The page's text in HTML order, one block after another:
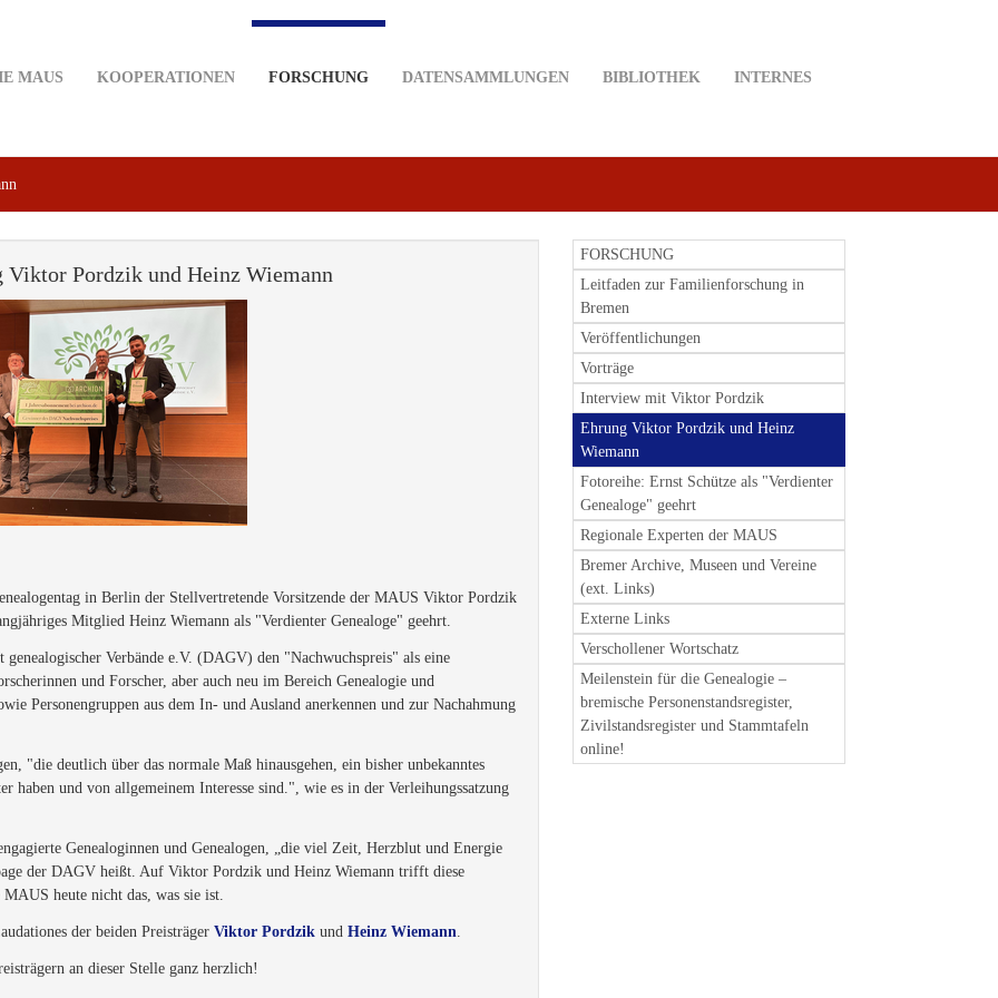
MAUS KOOPERATIONEN FORSCHUNG DATENSAMMLUNGEN BIBLIOTHEK INTERNES
Viktor Pordzik und Heinz Wiemann
in Berlin der Stellvertretende Vorsitzende der MAUS Viktor Pordzik
Mitglied Heinz Wiemann als "Verdienter Genealoge" geehrt.
Verbände e.V. (DAGV) den "Nachwuchspreis" als eine
und Forscher, aber auch neu im Bereich Genealogie und
Personengruppen aus dem In- und Ausland anerkennen und zur Nachahmung
"die deutlich über das normale Maß hinausgehen, ein bisher unbekanntes
haben und von allgemeinem Interesse sind.", wie es in der Verleihungssatzung
Genealoginnen und Genealogen, „die viel Zeit, Herzblut und Energie
der DAGV heißt. Auf Viktor Pordzik und Heinz Wiemann trifft diese
heute nicht das, was sie ist.
der beiden Preisträger Viktor Pordzik und Heinz Wiemann.
an dieser Stelle ganz herzlich!
FORSCHUNG
Leitfaden zur Familienforschung in
Bremen
Veröffentlichungen
Vorträge
Interview mit Viktor Pordzik
Ehrung Viktor Pordzik und Heinz
Wiemann
Fotoreihe: Ernst Schütze als "Verdienter
Genealoge" geehrt
Regionale Experten der MAUS
Bremer Archive, Museen und Vereine
(ext. Links)
Externe Links
Verschollener Wortschatz
Meilenstein für die Genealogie –
bremische Personenstandsregister,
Zivilstandsregister und Stammtafeln
online!